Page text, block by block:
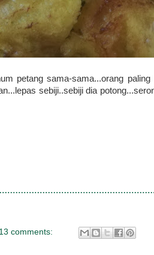
petang sama-sama...orang
sebiji..sebiji dia
13 comments: